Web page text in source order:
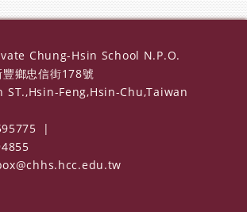
Chung-Hsin School N.P.O.
鄉忠信街178號
ST.,Hsin-Feng,Hsin-Chu,Taiwan
|